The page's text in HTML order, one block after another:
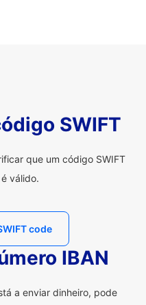
SWIFT
que um código SWIFT
válido.
code
IBAN
a enviar dinheiro, pode